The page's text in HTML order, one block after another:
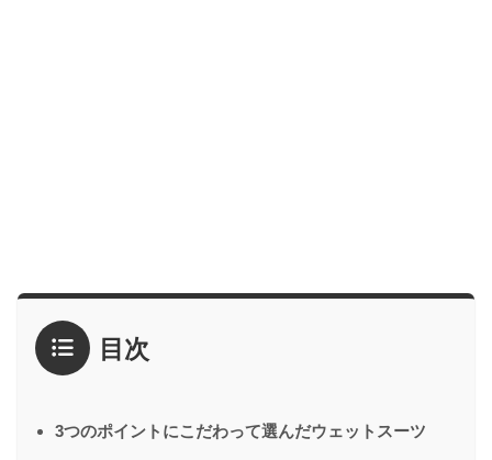
目次
3つのポイントにこだわって選んだウェットスーツ